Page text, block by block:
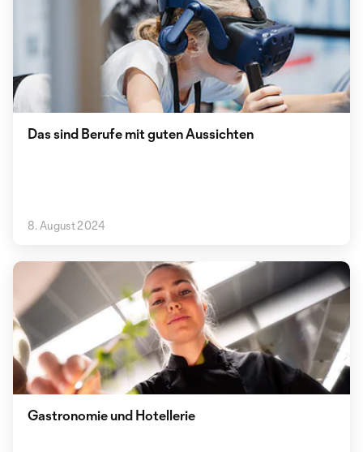
Das sind Berufe mit guten Aussichten
8. August 2024
Gastronomie und Hotellerie